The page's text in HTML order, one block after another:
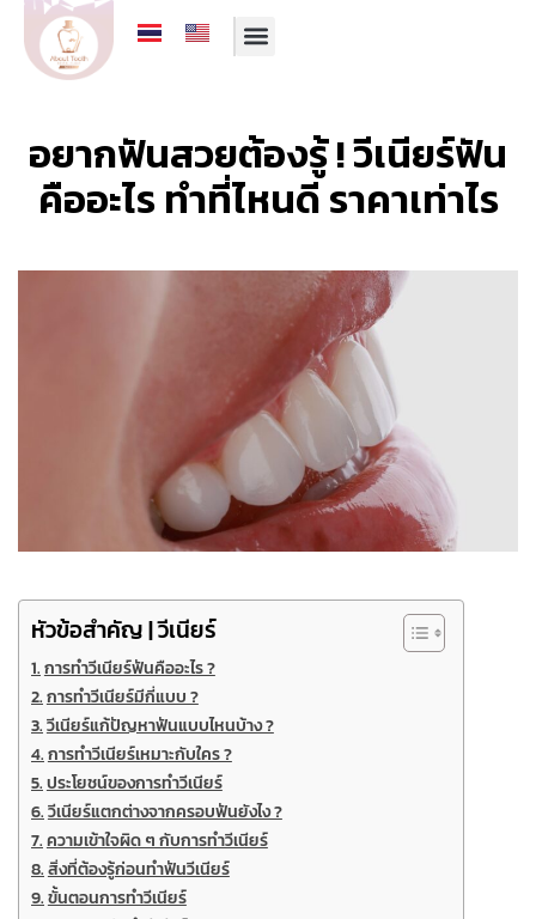
อยากฟันสวยต้องรู้ ! วีเนียร์ฟัน
คืออะไร ทำที่ไหนดี ราคาเท่าไร
หัวข้อสำคัญ | วีเนียร์
การทำวีเนียร์ฟันคืออะไร ?
การทำวีเนียร์มีกี่แบบ ?
วีเนียร์แก้ปัญหาฟันแบบไหนบ้าง ?
การทำวีเนียร์เหมาะกับใคร ?
ประโยชน์ของการทำวีเนียร์
วีเนียร์แตกต่างจากครอบฟันยังไง ?
ความเข้าใจผิด ๆ กับการทำวีเนียร์
สิ่งที่ต้องรู้ก่อนทำฟันวีเนียร์
ขั้นตอนการทำวีเนียร์